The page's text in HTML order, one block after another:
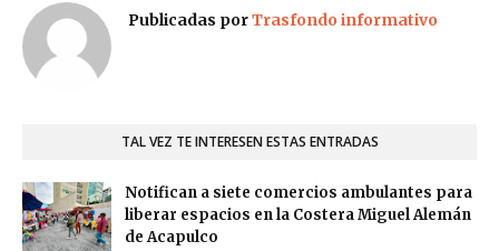
Publicadas porTrasfondo informativo
TAL VEZ TE INTERESEN ESTAS ENTRADAS
Notifican a siete comercios ambulantes para
liberar espacios en la Costera Miguel Alemán
de Acapulco